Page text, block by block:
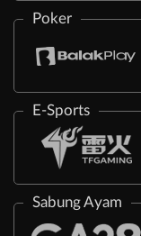
Poker
E-Sports
Sabung Ayam